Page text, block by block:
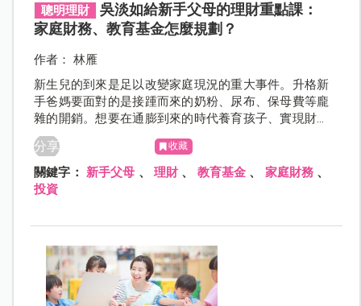
聰明理財
吳淡如給新手父母的理財重點課：
家庭財務、教育基金怎麼規劃？
作者： 林雁
新生兒的到來是足以改變家庭現況的重大事件。升格新
手爸媽要面對的是接踵而來的奶粉、尿布、保母費等龐
雜的開銷。想要在通膨到來的時代養育孩子、實現財富
自由，堅持與耐心缺一不可。理財專家吳淡如從訂立計
劃、夫妻財務溝通到投資選擇，親授家庭理財的學問心
法。
分享 收藏
關鍵字： 新手父母 、 理財、 教育基金 、 家庭財務 、
投資